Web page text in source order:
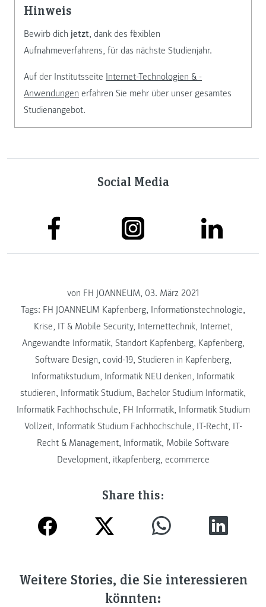
Hinweis
Bewirb dich jetzt, dank des flexiblen
Aufnahmeverfahrens, für das nächste Studienjahr.
Auf der Institutsseite Internet-Technologien & -
Anwendungen erfahren Sie mehr über unser gesamtes
Studienangebot.
Social Media
von FH JOANNEUM, 03. März 2021
Tags: FH JOANNEUM Kapfenberg, Informationstechnologie,
Krise, IT & Mobile Security, Internettechnik, Internet,
Angewandte Informatik, Standort Kapfenberg, Kapfenberg,
Software Design, covid-19, Studieren in Kapfenberg,
Informatikstudium, Informatik NEU denken, Informatik
studieren, Informatik Studium, Bachelor Studium Informatik,
Informatik Fachhochschule, FH Informatik, Informatik Studium
Vollzeit, Informatik Studium Fachhochschule, IT-Recht, IT-
Recht & Management, Informatik, Mobile Software
Development, itkapfenberg, ecommerce
Share this:
Weitere Stories, die Sie interessieren
könnten: